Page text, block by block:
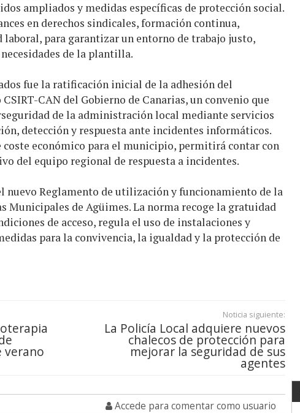
ampliados y medidas específicas de protección social.
en derechos sindicales, formación continua,
para garantizar un entorno de trabajo justo,
de la plantilla.
fue la ratificación inicial de la adhesión del
CAN del Gobierno de Canarias, un convenio que
de la administración local mediante servicios
detección y respuesta ante incidentes informáticos.
coste económico para el municipio, permitirá contar con
del equipo regional de respuesta a incidentes.
nuevo Reglamento de utilización y funcionamiento de la
Municipales de Agüimes. La norma recoge la gratuidad
de acceso, regula el uso de instalaciones y
para la convivencia, la igualdad y la protección de
verano
Noticia siguiente:
La Policía Local adquiere nuevos
chalecos de protección para
mejorar la seguridad de sus
agentes
Accede para comentar como usuario